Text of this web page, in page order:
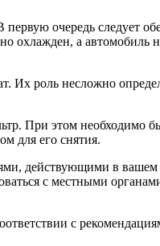
очередь следует
охлажден, а автомобиль
Их роль несложно
При этом необходимо
для его снятия.
действующими в
с местными
с